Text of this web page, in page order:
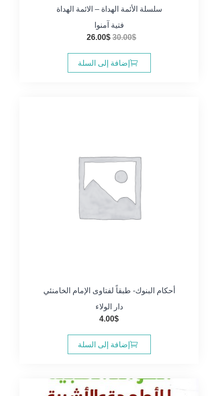
سلسلة الأئمة الهداة – الائمة الهداة
فتية آمنوا
30.00$
السعر
هو:
30.00$.
26.00$
هو:
26.00$.
إضافة إلى السلة
أحكام البنوك- طبقاً لفتاوى الإمام الخامنئي
دار الولاء
4.00$
إضافة إلى السلة